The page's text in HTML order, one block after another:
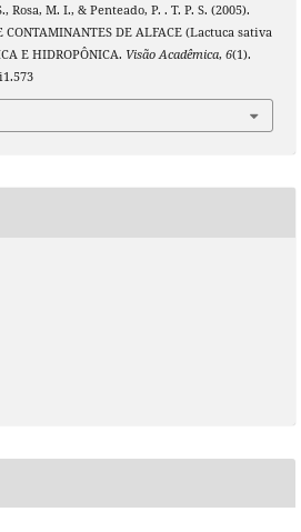
Rosa, M. I., & Penteado, P. . T. P. S. (2005).
DE ALFACE (Lactuca sativa
E HIDROPÔNICA. Visão Acadêmica, 6(1).